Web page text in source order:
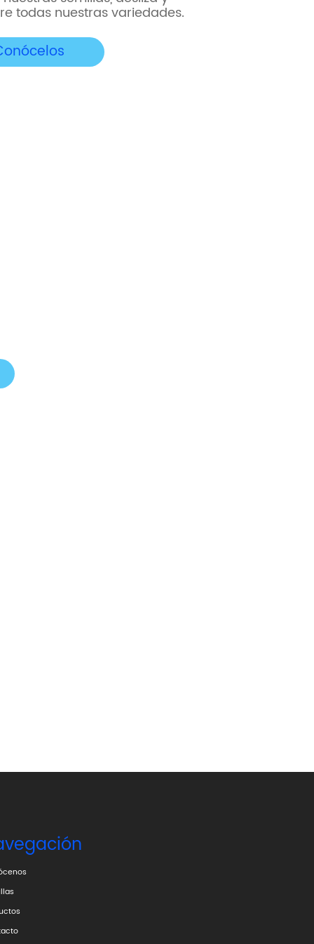
todas nuestras variedades.